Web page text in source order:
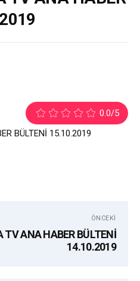
0.0/5
BÜLTENİ 15.10.2019
ÖNCEKI
TV ANA HABER BÜLTENİ
14.10.2019